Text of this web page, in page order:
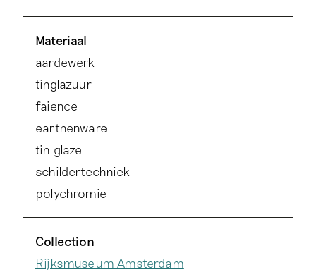
Materiaal
aardewerk
tinglazuur
faience
earthenware
tin glaze
schildertechniek
polychromie
Collection
Rijksmuseum Amsterdam